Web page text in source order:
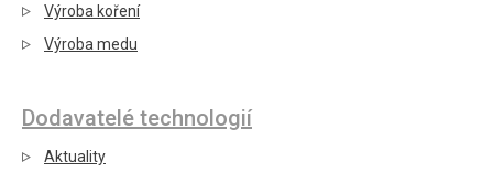
Výroba koření
Výroba medu
Dodavatelé technologií
Aktuality